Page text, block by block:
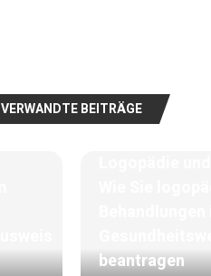
VERWANDTE BEITRÄGE
beantragen